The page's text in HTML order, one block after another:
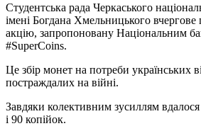
Студентська рада Черкаського
імені Богдана Хмельницького вчергове
акцію, запропоновану Національним
#SuperCoins.
Це збір монет на потреби українських
постраждалих на війні.
Завдяки колективним зусиллям
і 90 копійок.